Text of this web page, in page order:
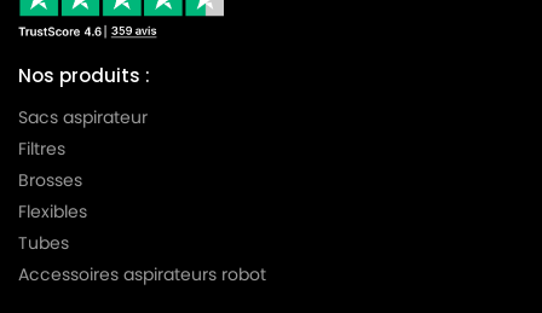
Nos produits :
Sacs aspirateur
Filtres
Brosses
Flexibles
Tubes
Accessoires aspirateurs robot